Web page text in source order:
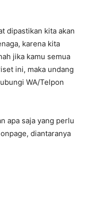
dipastikan kita akan
karena kita
jika kamu semua
ini, maka undang
WA/Telpon
apa saja yang perlu
diantaranya